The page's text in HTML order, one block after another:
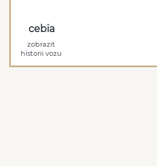
cebia
zobrazit
historii vozu